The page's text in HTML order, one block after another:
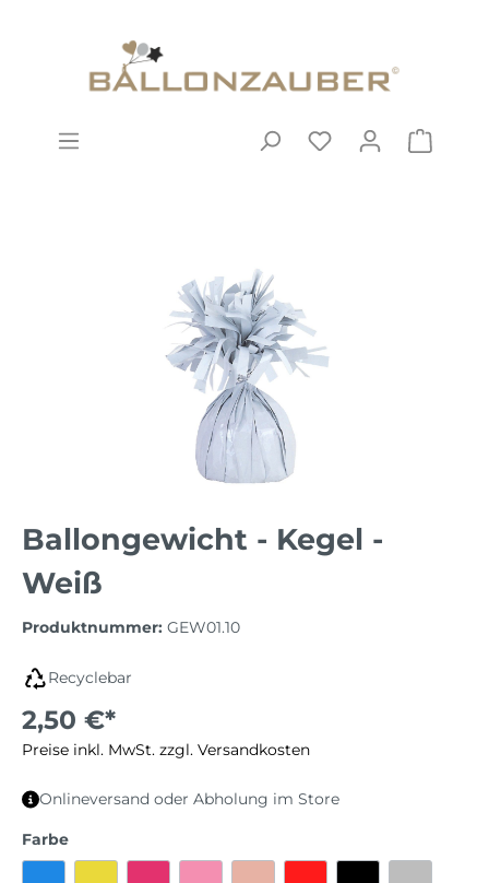
Ballongewicht - Kegel -
Weiß
Produktnummer: GEW01.10
Recyclebar
2,50 €*
Preise inkl. MwSt. zzgl. Versandkosten
Onlineversand oder Abholung im Store
Farbe